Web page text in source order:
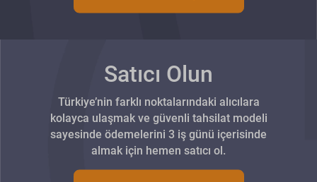
Satıcı Olun
Türkiye’nin farklı noktalarındaki alıcılara
kolayca ulaşmak ve güvenli tahsilat modeli
sayesinde ödemelerini 3 iş günü içerisinde
almak için hemen satıcı ol.